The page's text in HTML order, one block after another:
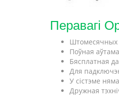
Перавагі
Штомесячных
Поўная
Бясплатная
Для
У сістэме
Дружная